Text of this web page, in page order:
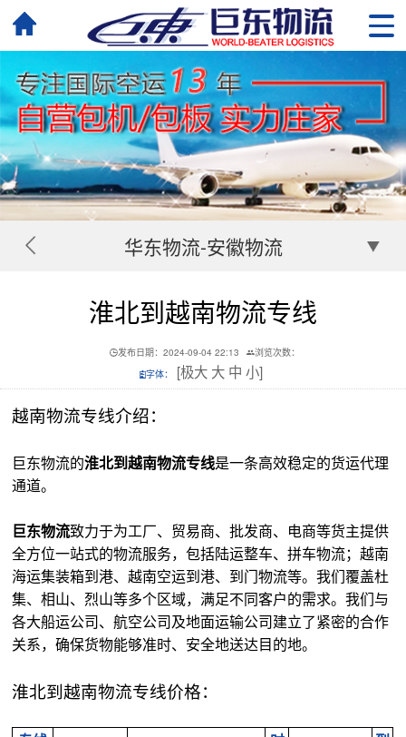
华东物流-安徽物流
淮北到越南物流专线
发布日期：2024-09-04 22:13
浏览次数：
字体：
[极大 大 中 小]
越南物流专线介绍：
巨东物流的淮北到越南物流专线是一条高效稳定的货运代理
通道。
巨东物流致力于为工厂、贸易商、批发商、电商等货主提供
全方位一站式的物流服务，包括陆运整车、拼车物流；越南
海运集装箱到港、越南空运到港、到门物流等。我们覆盖杜
集、相山、烈山等多个区域，满足不同客户的需求。我们与
各大船运公司、航空公司及地面运输公司建立了紧密的合作
关系，确保货物能够准时、安全地送达目的地。
淮北到越南物流专线价格：